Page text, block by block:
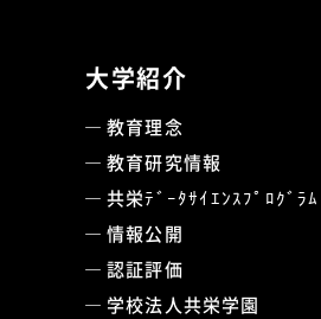
大学紹介
教育理念
教育研究情報
共栄ﾃﾞｰﾀｻｲｴﾝｽﾌﾟﾛｸﾞﾗﾑ
情報公開
認証評価
学校法人共栄学園